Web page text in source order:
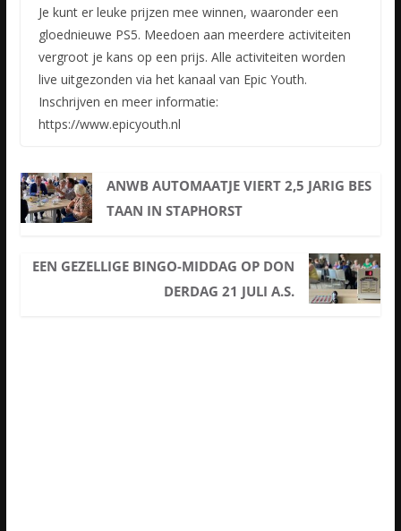
Je kunt er leuke prijzen mee winnen, waaronder een
gloednieuwe PS5. Meedoen aan meerdere activiteiten
vergroot je kans op een prijs. Alle activiteiten worden
live uitgezonden via het kanaal van Epic Youth.
Inschrijven en meer informatie:
https://www.epicyouth.nl
ANWB AUTOMAATJE VIERT 2,5 JARIG BES
TAAN IN STAPHORST
EEN GEZELLIGE BINGO-MIDDAG OP DON
DERDAG 21 JULI A.S.